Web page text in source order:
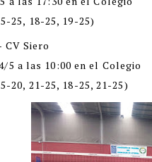
25, 18-25, 19-25)
CV Siero
5 a las 10:00 en el Colegio
20, 21-25, 18-25, 21-25)